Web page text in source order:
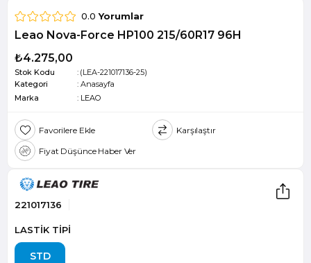
0.0 Yorumlar
Leao Nova-Force HP100 215/60R17 96H
₺4.275,00
Stok Kodu
(LEA-221017136-25)
Kategori
: Anasayfa
Marka
: LEAO
Favorilere Ekle
Karşılaştır
Fiyat Düşünce Haber Ver
221017136
LASTİK TİPİ
STD